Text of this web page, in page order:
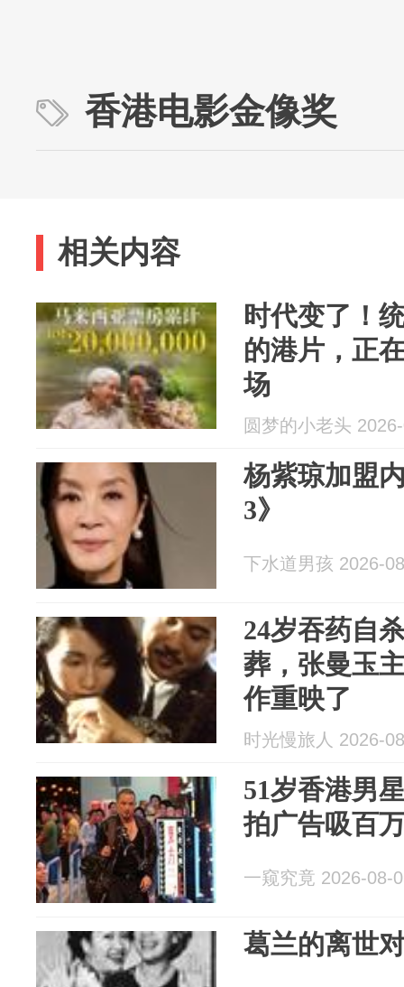
香港电影金像奖
相关内容
时代变了！
的港片，正
场
圆梦的小老头
杨紫琼加盟
3》
下水道男孩 2026-
24岁吞药自
葬，张曼玉
作重映了
时光慢旅人 2026-
51岁香港男
拍广告吸百
一窥究竟 2026-08-
葛兰的离世